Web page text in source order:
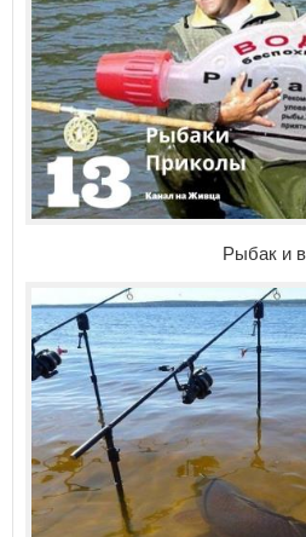
Рыбак и